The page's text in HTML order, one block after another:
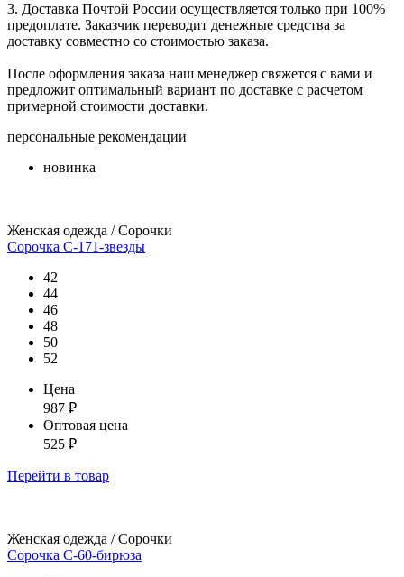
3. Доставка Почтой России осуществляется только при 100%
предоплате. Заказчик переводит денежные средства за
доставку совместно со стоимостью заказа.
После оформления заказа наш менеджер свяжется с вами и
предложит оптимальный вариант по доставке с расчетом
примерной стоимости доставки.
персональные рекомендации
новинка
Женская одежда / Сорочки
Сорочка С-171-звезды
42
44
46
48
50
52
Цена
987 ₽
Оптовая цена
525 ₽
Перейти в товар
Женская одежда / Сорочки
Сорочка С-60-бирюза